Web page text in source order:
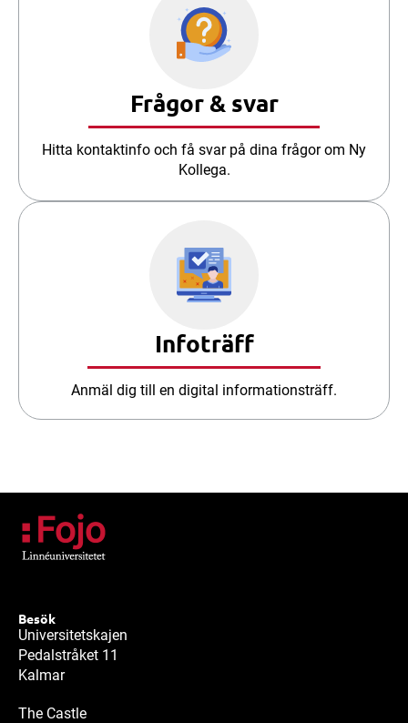
Frågor & svar
Hitta kontaktinfo och få svar på dina frågor om Ny
Kollega.
Infoträff
Anmäl dig till en digital informationsträff.
Besök
Universitetskajen
Pedalstråket 11
Kalmar
The Castle